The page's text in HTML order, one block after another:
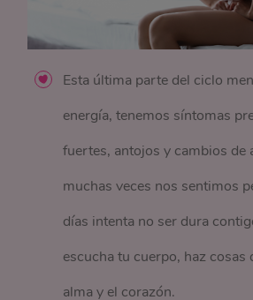
Esta última parte del ciclo
energía, tenemos síntomas
fuertes, antojos y cambios de
muchas veces nos sentimos
días intenta no ser dura
escucha tu cuerpo, haz cosas
alma y el corazón.